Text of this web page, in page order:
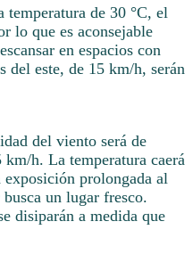
temperatura de 30 °C, el
lo que es aconsejable
en espacios con
del este, de 15 km/h, serán
del viento será de
km/h. La temperatura caerá
prolongada al
un lugar fresco.
disiparán a medida que